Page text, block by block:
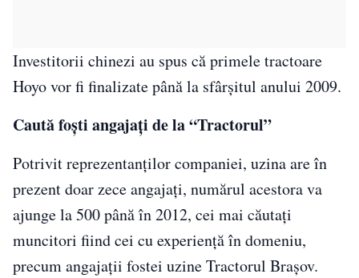
Investitorii chinezi au spus că primele tractoare
Hoyo vor fi finalizate până la sfârşitul anului 2009.
Caută foşti angajaţi de la “Tractorul”
Potrivit reprezentanţilor companiei, uzina are în
prezent doar zece angajaţi, numărul acestora va
ajunge la 500 până în 2012, cei mai căutaţi
muncitori fiind cei cu experienţă în domeniu,
precum angajaţii fostei uzine Tractorul Braşov.